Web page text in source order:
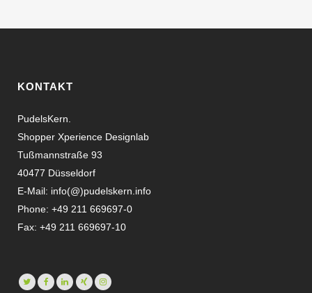
KONTAKT
PudelsKern.
Shopper Xperience Designlab
Tußmannstraße 93
40477 Düsseldorf
E-Mail: info(@)pudelskern.info
Phone: +49 211 669697-0
Fax: +49 211 669697-10